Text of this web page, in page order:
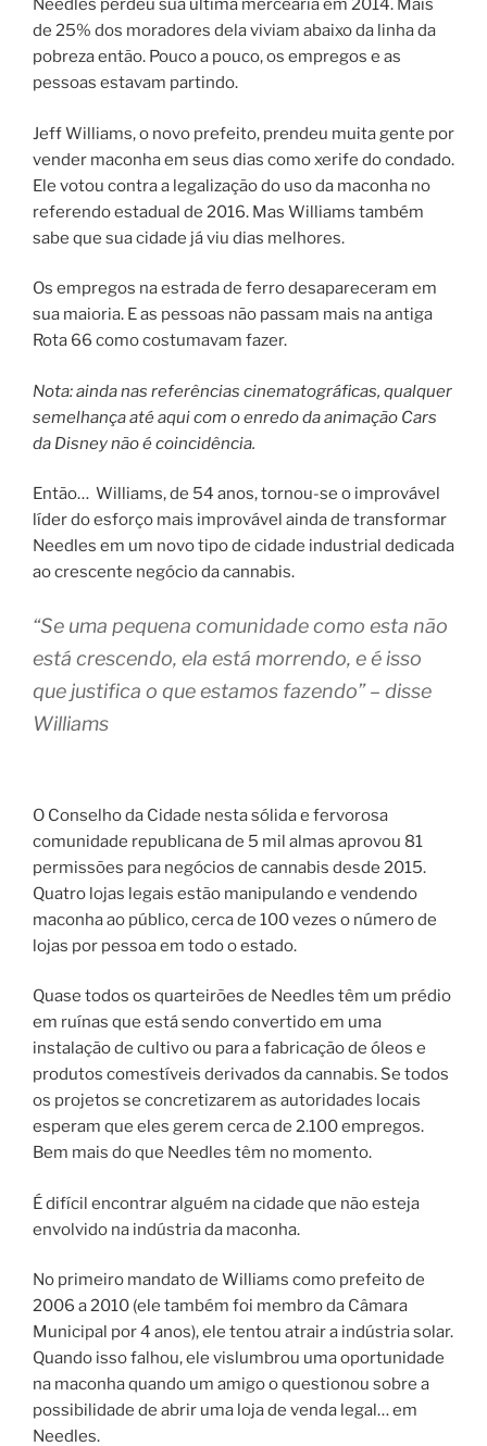
Needles perdeu sua última mercearia em 2014. Mais
de 25% dos moradores dela viviam abaixo da linha da
pobreza então. Pouco a pouco, os empregos e as
pessoas estavam partindo.
Jeff Williams, o novo prefeito, prendeu muita gente por
vender maconha em seus dias como xerife do condado.
Ele votou contra a legalização do uso da maconha no
referendo estadual de 2016. Mas Williams também
sabe que sua cidade já viu dias melhores.
Os empregos na estrada de ferro desapareceram em
sua maioria. E as pessoas não passam mais na antiga
Rota 66 como costumavam fazer.
Nota: ainda nas referências cinematográficas, qualquer
semelhança até aqui com o enredo da animação Cars
da Disney não é coincidência.
Então… Williams, de 54 anos, tornou-se o improvável
líder do esforço mais improvável ainda de transformar
Needles em um novo tipo de cidade industrial dedicada
ao crescente negócio da cannabis.
“Se uma pequena comunidade como esta não
está crescendo, ela está morrendo, e é isso
que justifica o que estamos fazendo” – disse
Williams
O Conselho da Cidade nesta sólida e fervorosa
comunidade republicana de 5 mil almas aprovou 81
permissões para negócios de cannabis desde 2015.
Quatro lojas legais estão manipulando e vendendo
maconha ao público, cerca de 100 vezes o número de
lojas por pessoa em todo o estado.
Quase todos os quarteirões de Needles têm um prédio
em ruínas que está sendo convertido em uma
instalação de cultivo ou para a fabricação de óleos e
produtos comestíveis derivados da cannabis. Se todos
os projetos se concretizarem as autoridades locais
esperam que eles gerem cerca de 2.100 empregos.
Bem mais do que Needles têm no momento.
É difícil encontrar alguém na cidade que não esteja
envolvido na indústria da maconha.
No primeiro mandato de Williams como prefeito de
2006 a 2010 (ele também foi membro da Câmara
Municipal por 4 anos), ele tentou atrair a indústria solar.
Quando isso falhou, ele vislumbrou uma oportunidade
na maconha quando um amigo o questionou sobre a
possibilidade de abrir uma loja de venda legal… em
Needles.